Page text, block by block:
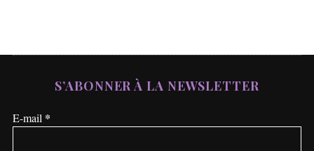
S’ABONNER À LA NEWSLETTER
E-mail *